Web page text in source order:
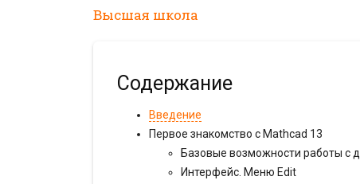
Высшая школа
Содержание
Введение
Первое знакомство с Mathcad 13
Базовые возможности работы с
Интерфейс. Меню Edit